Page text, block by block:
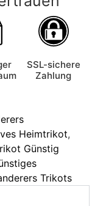
SSL-sichere
Zahlung
Heimtrikot,
Günstig
Trikots